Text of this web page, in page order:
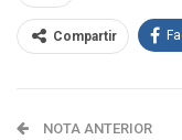
Compartir
NOTA ANTERIOR